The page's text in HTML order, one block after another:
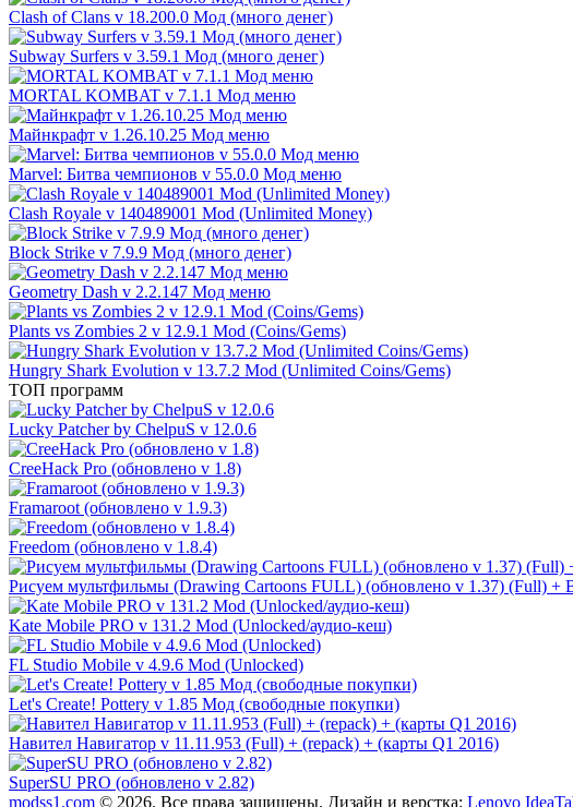
Clash of Clans v 18.200.0 Мод (много денег)
Subway Surfers v 3.59.1 Мод (много денег)
MORTAL KOMBAT v 7.1.1 Мод меню
Майнкрафт v 1.26.10.25 Мод меню
Marvel: Битва чемпионов v 55.0.0 Мод меню
Clash Royale v 140489001 Mod (Unlimited Money)
Block Strike v 7.9.9 Мод (много денег)
Geometry Dash v 2.2.147 Мод меню
Plants vs Zombies 2 v 12.9.1 Mod (Coins/Gems)
Hungry Shark Evolution v 13.7.2 Mod (Unlimited Coins/Gems)
ТОП программ
Lucky Patcher by ChelpuS v 12.0.6
CreeHack Pro (обновлено v 1.8)
Framaroot (обновлено v 1.9.3)
Freedom (обновлено v 1.8.4)
Рисуем мультфильмы (Drawing Cartoons FULL) (обновлено v 1.37) (Full) +
Kate Mobile PRO v 131.2 Mod (Unlocked/аудио-кеш)
FL Studio Mobile v 4.9.6 Mod (Unlocked)
Let's Create! Pottery v 1.85 Мод (свободные покупки)
Навител Навигатор v 11.11.953 (Full) + (repack) + (карты Q1 2016)
SuperSU PRO (обновлено v 2.82)
modss1.com © 2026. Все права защищены. Дизайн и верстка: Lenovo